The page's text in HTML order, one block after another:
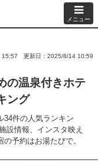
メニュー
15:57 更新日：2025/8/14 10:59
の温泉付きホテ
ング
34件の人気ランキン
設情報、インスタ映え
予約はお湯たびで。